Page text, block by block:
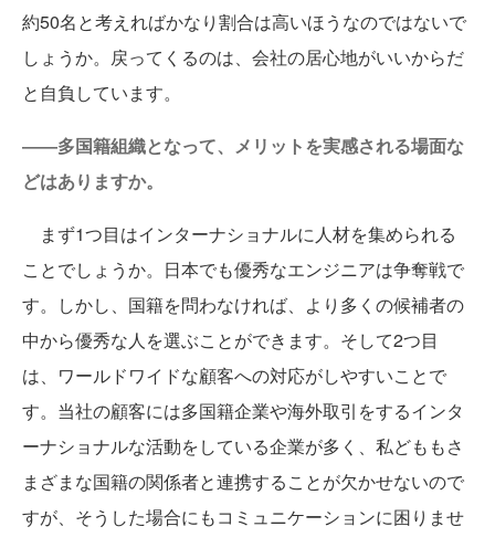
約50名と考えればかなり割合は高いほうなのではないで
しょうか。戻ってくるのは、会社の居心地がいいからだ
と自負しています。
――多国籍組織となって、メリットを実感される場面な
どはありますか。
まず1つ目はインターナショナルに人材を集められる
ことでしょうか。日本でも優秀なエンジニアは争奪戦で
す。しかし、国籍を問わなければ、より多くの候補者の
中から優秀な人を選ぶことができます。そして2つ目
は、ワールドワイドな顧客への対応がしやすいことで
す。当社の顧客には多国籍企業や海外取引をするインタ
ーナショナルな活動をしている企業が多く、私どももさ
まざまな国籍の関係者と連携することが欠かせないので
すが、そうした場合にもコミュニケーションに困りませ